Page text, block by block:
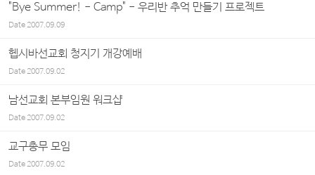
"Bye Summer! - Camp" - 우리반 추억 만들기 프로젝트
Date2007.09.09
헵시바선교회 청지기 개강예배
Date2007.09.02
남선교회 본부임원 워크샵
Date2007.09.02
교구총무 모임
Date2007.09.02